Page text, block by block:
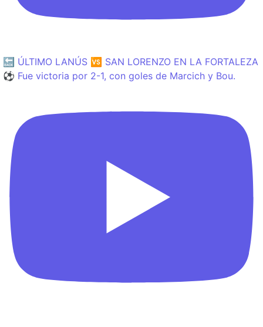
🔙 ÚLTIMO LANÚS 🆚 SAN LORENZO EN LA FORTALEZA
⚽️ Fue victoria por 2-1, con goles de Marcich y Bou.